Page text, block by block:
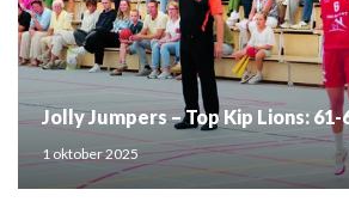
Jolly Jumpers – Top Kip Lions: 61-
1 oktober 2025